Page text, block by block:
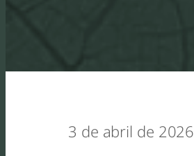
3 de abril de 2026